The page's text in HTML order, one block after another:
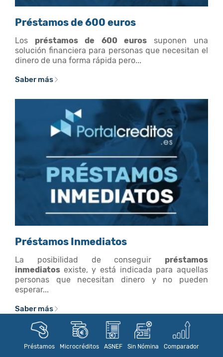
Préstamos Microcréditos ASNEF Sin Nómina Comparador
Préstamos de 600 euros
Los préstamos de 600 eurossuponen una
solución financiera para personas que necesitan el
dinero de una forma rápida pero...
Saber más
Préstamos Inmediatos
La posibilidad de conseguir préstamos
inmediatos existe, y está indicada para aquellas
personas que necesitan dinero y no pueden
esperar...
Saber más